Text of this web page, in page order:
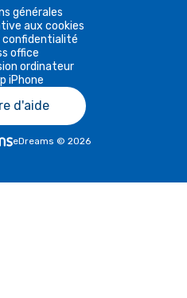
générales
aux cookies
confidentialité
office
ordinateur
iPhone
d'aide
eDreams © 2026